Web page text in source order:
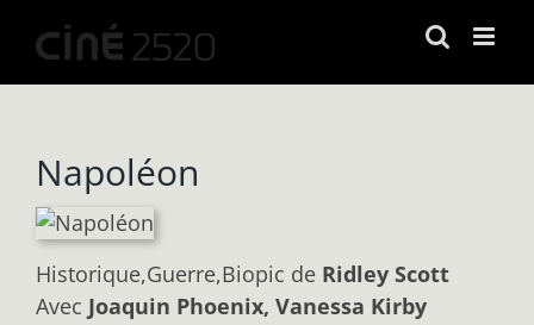
contenu
Napoléon
Historique,Guerre,Biopic de Ridley Scott
Avec Joaquin Phoenix, Vanessa Kirby